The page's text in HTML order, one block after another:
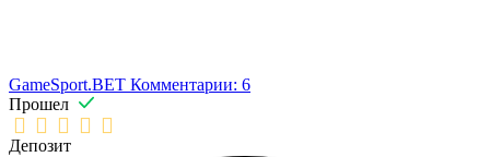
GameSport.BET Комментарии: 6
Прошел
Депозит